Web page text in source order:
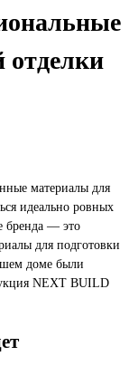
отделки
материалы для
идеально ровных
бренда — это
для подготовки
доме были
NEXT BUILD